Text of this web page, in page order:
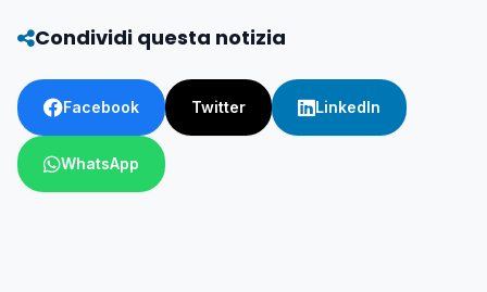
Condividi questa notizia
Facebook Twitter LinkedIn
WhatsApp